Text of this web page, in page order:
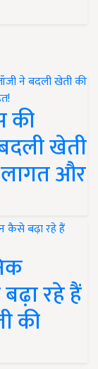
की
खेती
लागत और
रहे हैं
की